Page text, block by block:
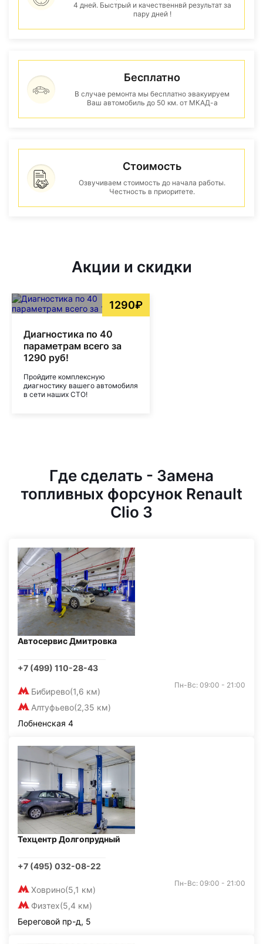
4 дней. Быстрый и качественнвй результат за
пару дней !
Бесплатно
В случае ремонта мы бесплатно эвакуируем
Ваш автомобиль до 50 км. от МКАД-а
Стоимость
Озвучиваем стоимость до начала работы.
Честность в приоритете.
Акции и скидки
1290₽
Диагностика по 40
параметрам всего за
1290 руб!
Пройдите комплексную
диагностику вашего автомобиля
в сети наших СТО!
Где сделать - Замена
топливных форсунок Renault
Clio 3
Автосервис Дмитровка
+7 (499) 110-28-43
Бибирево(1,6 км)
Алтуфьево(2,35 км)
Пн-Вс: 09:00 - 21:00
Лобненская 4
Техцентр Долгопрудный
+7 (495) 032-08-22
Ховрино(5,1 км)
Физтех(5,4 км)
Пн-Вс: 09:00 - 21:00
Береговой пр-д, 5